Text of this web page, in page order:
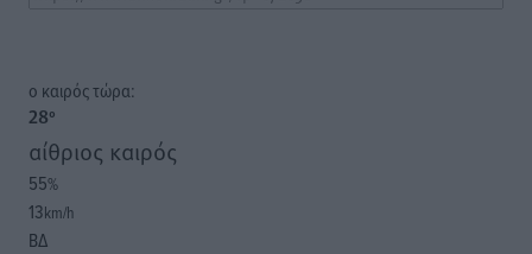
o καιρός τώρα:
28°
αίθριος καιρός
55%
13km/h
ΒΔ